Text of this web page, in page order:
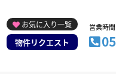
お気に入り一覧
物件リクエスト
営業時